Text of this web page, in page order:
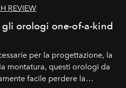
REVIEW
gli orologi one-of-a-kind
per la progettazione, la
montatura, questi orologi da
facile perdere la